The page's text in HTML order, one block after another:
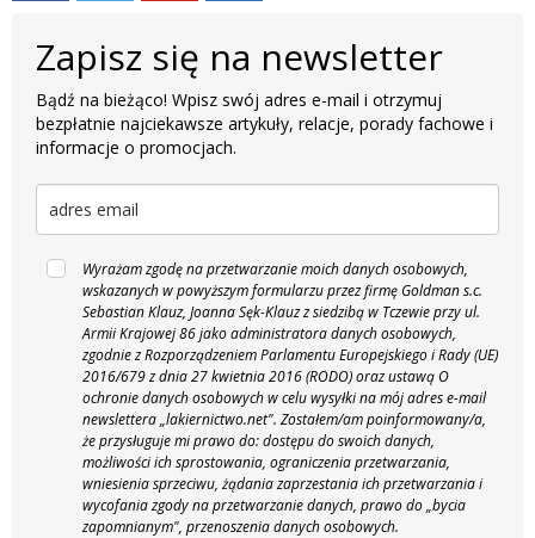
Zapisz się na newsletter
Bądź na bieżąco! Wpisz swój adres e-mail i otrzymuj
bezpłatnie najciekawsze artykuły, relacje, porady fachowe i
informacje o promocjach.
Wyrażam zgodę na przetwarzanie moich danych osobowych,
wskazanych w powyższym formularzu przez firmę Goldman s.c.
Sebastian Klauz, Joanna Sęk-Klauz z siedzibą w Tczewie przy ul.
Armii Krajowej 86 jako administratora danych osobowych,
zgodnie z Rozporządzeniem Parlamentu Europejskiego i Rady (UE)
2016/679 z dnia 27 kwietnia 2016 (RODO) oraz ustawą O
ochronie danych osobowych w celu wysyłki na mój adres e-mail
newslettera „lakiernictwo.net". Zostałem/am poinformowany/a,
że przysługuje mi prawo do: dostępu do swoich danych,
możliwości ich sprostowania, ograniczenia przetwarzania,
wniesienia sprzeciwu, żądania zaprzestania ich przetwarzania i
wycofania zgody na przetwarzanie danych, prawo do „bycia
zapomnianym", przenoszenia danych osobowych.